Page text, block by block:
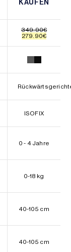
KAUFEN
349.90€
Ursprünglicher
Preis
war:
279.90€
Preis
ist:
ISOFIX
0 - 4 Jahre
0-18 kg
40-105 cm
40-105 cm